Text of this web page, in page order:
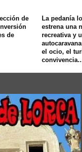
de
de
La pedanía
estrena una
recreativa y
el ocio, el